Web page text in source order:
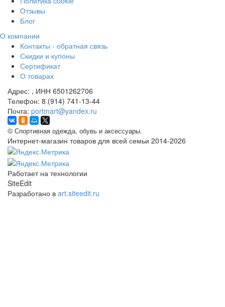
Отзывы
Блог
О компании
Контакты - обратная связь
Скидки и купоны
Сертификат
О товарах
Адрес: , ИНН 6501262706
Телефон: 8 (914) 741-13-44
Почта: portmart@yandex.ru
© Спортивная одежда, обувь и аксессуары.
Интернет-магазин товаров для всей семьи 2014-2026
Работает на технологии
SiteEdit
Разработано в art.siteedit.ru